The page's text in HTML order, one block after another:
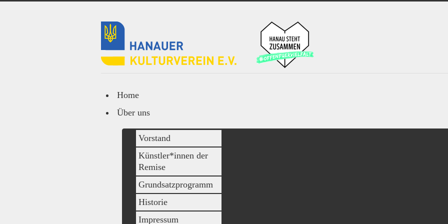
Home
Über uns
Vorstand
Künstler*innen der
Remise
Grundsatzprogramm
Historie
Impressum